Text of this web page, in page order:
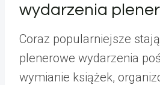
wydarzenia
Coraz popularniejsze
plenerowe wydarzenia
wymianie książek,